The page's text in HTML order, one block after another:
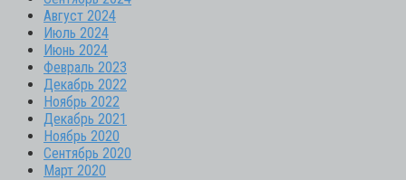
Август 2024
Июль 2024
Июнь 2024
Февраль 2023
Декабрь 2022
Ноябрь 2022
Декабрь 2021
Ноябрь 2020
Сентябрь 2020
Март 2020